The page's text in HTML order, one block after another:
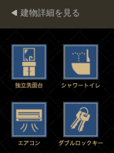
建物詳細を見る